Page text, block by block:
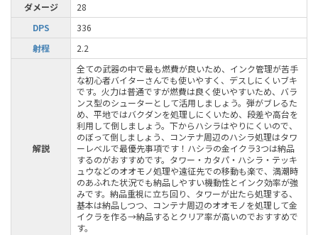
ダメージ
28
DPS
336
射程
2.2
解説
全ての武器の中で最も燃費が良いため、インク管理が苦手
な初心者バイターさんでも使いやすく、デスしにくいブキ
です。火力は普通ですが燃費は良く使いやすいため、バラ
ンス型のシューターとして活用しましょう。弾がブレるた
め、平地ではバクダンを処理しにくいため、段差や高台を
利用して倒しましょう。下からハシラはやりにくいので、
のぼって倒しましょう、コンテナ周辺のハシラ処理はタワ
ーレベルで最優先事項です！ハシラの金イクラ3つは納品
するのがおすすめです。タワー・カタパ・ハシラ・テッキ
ュウなどのオオモノ処理や遠征先での移動も楽で、満潮時
のあふれた状況でも納品しやすい機動性とインク効率が強
みです。納品重視に立ち回り、タワーが出たら処理する、
基本は納品しつつ、コンテナ周辺のオオモノを処理して金
イクラを作る→納品するとクリア率が高いのでおすすめで
す。